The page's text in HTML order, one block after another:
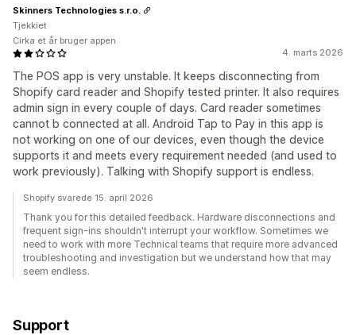
4. marts 2026
The POS app is very unstable. It keeps disconnecting from
Shopify card reader and Shopify tested printer. It also requires
admin sign in every couple of days. Card reader sometimes
cannot b connected at all. Android Tap to Pay in this app is
not working on one of our devices, even though the device
supports it and meets every requirement needed (and used to
work previously). Talking with Shopify support is endless.
Skinners Technologies s.r.o.
Tjekkiet
Cirka et år bruger appen
Shopify svarede 15. april 2026
Thank you for this detailed feedback. Hardware disconnections and
frequent sign-ins shouldn't interrupt your workflow. Sometimes we
need to work with more Technical teams that require more advanced
troubleshooting and investigation but we understand how that may
seem endless.
Support